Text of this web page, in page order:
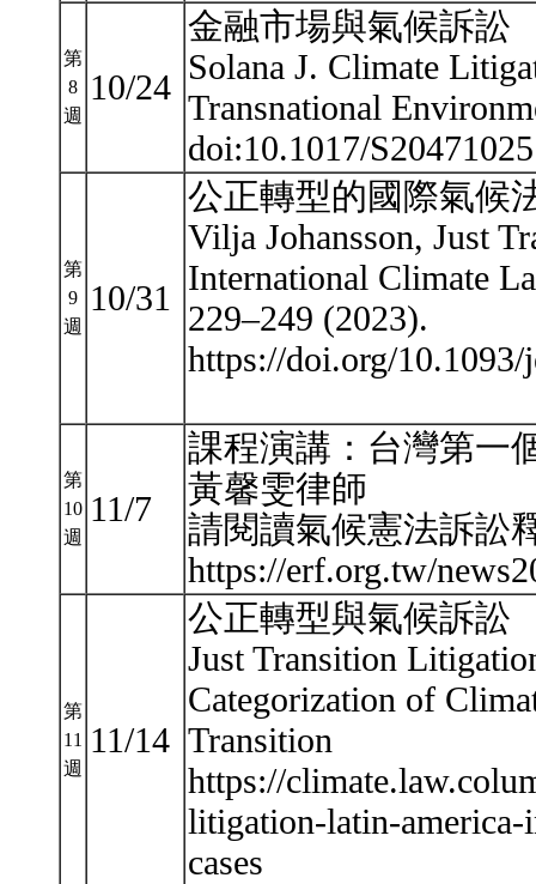
第
8
週
10/24
金融市場與氣候訴訟
Solana J. Climate
Transnational
doi:10.1017/
第
9
週
10/31
公正轉型的國際氣候
Vilja Johansson, Just
International Climate
229–249 (2023).
https://doi.org/10.1093/
第
10
週
11/7
課程演講：台灣第一
黃馨雯律師
請閱讀氣候憲法訴訟
https://erf.org.tw/
第
11
週
11/14
公正轉型與氣候訴訟
Just Transition
Categorization of
Transition
https://
litigation-latin-
cases